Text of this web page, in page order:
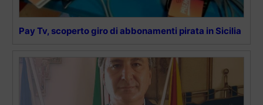
Pay Tv, scoperto giro di abbonamenti pirata in Sicilia